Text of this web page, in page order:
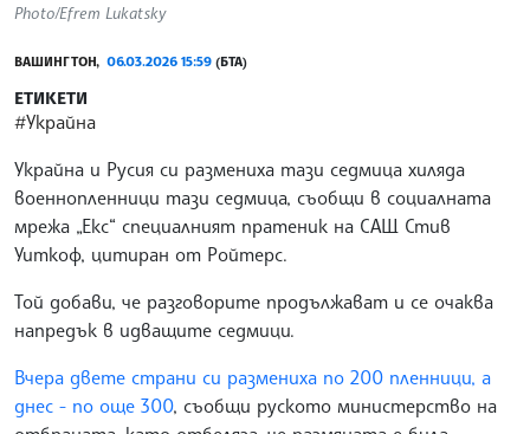
Photo/Efrem Lukatsky
ВАШИНГТОН, 06.03.2026 15:59 (БТА)
ЕТИКЕТИ
#Украйна
Украйна и Русия си размениха тази седмица хиляда
военнопленници тази седмица, съобщи в социалната
мрежа „Екс“ специалният пратеник на САЩ Стив
Уиткоф, цитиран от Ройтерс.
Той добави, че разговорите продължават и се очаква
напредък в идващите седмици.
Вчера двете страни си размениха по 200 пленници, а
днес - по още 300, съобщи руското министерство на